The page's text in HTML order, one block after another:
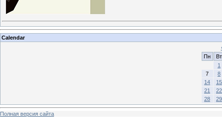
Calendar
Пн
Вт
1
7
8
14
15
21
22
28
29
Полная версия сайта